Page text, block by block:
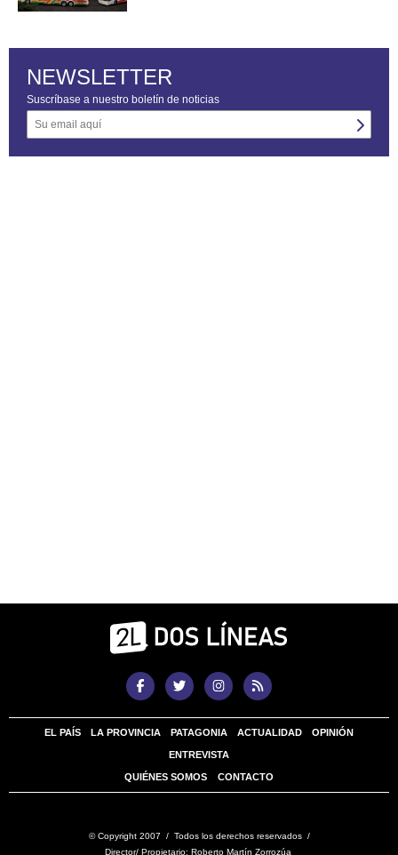
NEWSLETTER
Suscríbase a nuestro boletín de noticias
EL PAÍS LA PROVINCIA PATAGONIA ACTUALIDAD OPINIÓN
ENTREVISTA
QUIÉNES SOMOS CONTACTO
© Copyright 2007 / Todos los derechos reservados /
Director/ Propietario: Roberto Martín Zorrozúa